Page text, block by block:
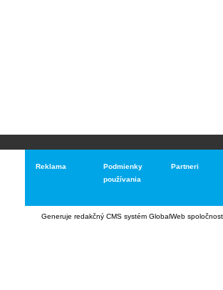
Reklama
Podmienky
používania
Partneri
Generuje redakčný CMS systém GlobalWeb